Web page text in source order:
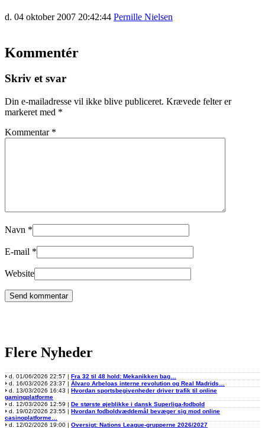
d. 04 oktober 2007 20:42:44 Pernille Nielsen
Kommentér
Skriv et svar
Din e-mailadresse vil ikke blive publiceret. Krævede felter er
markeret med *
Kommentar *
Navn *
E-mail *
Website
Flere Nyheder
d. 01/06/2026 22:57 | Fra 32 til 48 hold: Mekanikken bag…
d. 16/03/2026 23:37 | Álvaro Arbeloas interne revolution og Real Madrids…
d. 13/03/2026 16:43 | Hvordan sportsbegivenheder driver trafik til online
gamingplatforme
d. 12/03/2026 12:59 | De største øjeblikke i dansk Superliga-fodbold
d. 19/02/2026 23:55 | Hvordan fodboldvæddemål bevæger sig mod online
casinoplatforme…
d. 12/02/2026 19:00 | Oversigt: Nations League-grupperne 2026/2027